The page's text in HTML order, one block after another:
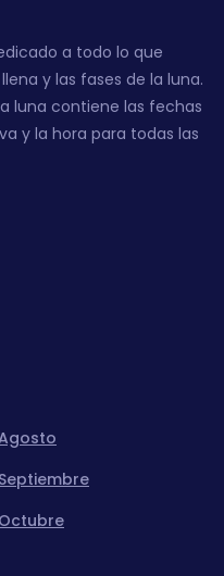
a todo lo que
y las fases de la luna.
luna contiene las fechas
y la hora para todas las